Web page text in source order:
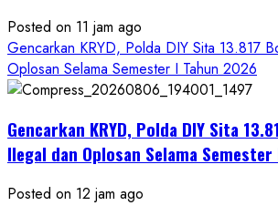
Posted on 11 jam ago
Gencarkan KRYD, Polda DIY Sita 13.817
Oplosan Selama Semester I Tahun 2026
Gencarkan KRYD, Polda DIY Sita
Ilegal dan Oplosan Selama
Posted on 12 jam ago